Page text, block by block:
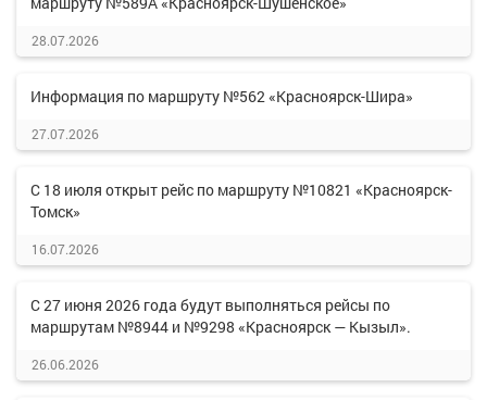
28.07.2026
Информация по маршруту №562 «Красноярск-Шира»
27.07.2026
С 18 июля открыт рейс по маршруту №10821 «Красноярск-
Томск»
16.07.2026
С 27 июня 2026 года будут выполняться рейсы по
маршрутам №8944 и №9298 «Красноярск — Кызыл».
26.06.2026